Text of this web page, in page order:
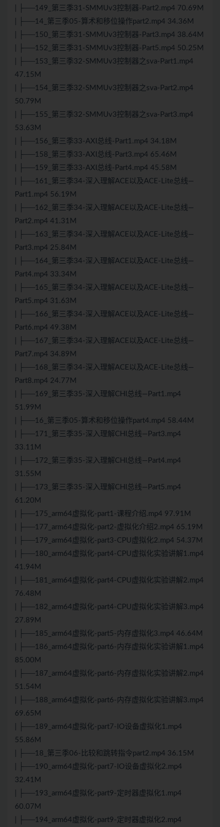
| ├──149_第三季31-SMMUv3控制器-Part2.mp4 70.69M
| ├──14_第三季05-算术和移位操作part2.mp4 34.36M
| ├──150_第三季31-SMMUv3控制器-Part3.mp4 38.64M
| ├──152_第三季31-SMMUv3控制器-Part5.mp4 50.25M
| ├──153_第三季32-SMMUv3控制器之sva-Part1.mp4
47.15M
| ├──154_第三季32-SMMUv3控制器之sva-Part2.mp4
50.79M
| ├──155_第三季32-SMMUv3控制器之sva-Part3.mp4
53.63M
| ├──156_第三季33-AXI总线-Part1.mp4 34.18M
| ├──158_第三季33-AXI总线-Part3.mp4 65.46M
| ├──159_第三季33-AXI总线-Part4.mp4 45.58M
| ├──161_第三季34-深入理解ACE以及ACE-Lite总线—
Part1.mp4 56.19M
| ├──162_第三季34-深入理解ACE以及ACE-Lite总线—
Part2.mp4 41.31M
| ├──163_第三季34-深入理解ACE以及ACE-Lite总线—
Part3.mp4 25.84M
| ├──164_第三季34-深入理解ACE以及ACE-Lite总线—
Part4.mp4 33.34M
| ├──165_第三季34-深入理解ACE以及ACE-Lite总线—
Part5.mp4 31.63M
| ├──166_第三季34-深入理解ACE以及ACE-Lite总线—
Part6.mp4 49.38M
| ├──167_第三季34-深入理解ACE以及ACE-Lite总线—
Part7.mp4 34.89M
| ├──168_第三季34-深入理解ACE以及ACE-Lite总线—
Part8.mp4 24.77M
| ├──169_第三季35-深入理解CHI总线—Part1.mp4
51.99M
| ├──16_第三季05-算术和移位操作part4.mp4 58.44M
| ├──171_第三季35-深入理解CHI总线—Part3.mp4
33.11M
| ├──172_第三季35-深入理解CHI总线—Part4.mp4
31.55M
| ├──173_第三季35-深入理解CHI总线—Part5.mp4
61.20M
| ├──175_arm64虚拟化-part1-课程介绍.mp4 97.91M
| ├──177_arm64虚拟化-part2-虚拟化介绍2.mp4 65.19M
| ├──179_arm64虚拟化-part3-CPU虚拟化2.mp4 54.37M
| ├──180_arm64虚拟化-part4-CPU虚拟化实验讲解1.mp4
41.94M
| ├──181_arm64虚拟化-part4-CPU虚拟化实验讲解2.mp4
76.48M
| ├──182_arm64虚拟化-part4-CPU虚拟化实验讲解3.mp4
27.89M
| ├──185_arm64虚拟化-part5-内存虚拟化3.mp4 46.64M
| ├──186_arm64虚拟化-part6-内存虚拟化实验讲解1.mp4
85.00M
| ├──187_arm64虚拟化-part6-内存虚拟化实验讲解2.mp4
51.54M
| ├──188_arm64虚拟化-part6-内存虚拟化实验讲解3.mp4
69.65M
| ├──189_arm64虚拟化-part7-IO设备虚拟化1.mp4
55.86M
| ├──18_第三季06-比较和跳转指令part2.mp4 36.15M
| ├──190_arm64虚拟化-part7-IO设备虚拟化2.mp4
32.41M
| ├──193_arm64虚拟化-part9-定时器虚拟化1.mp4
60.07M
| ├──194_arm64虚拟化-part9-定时器虚拟化2.mp4